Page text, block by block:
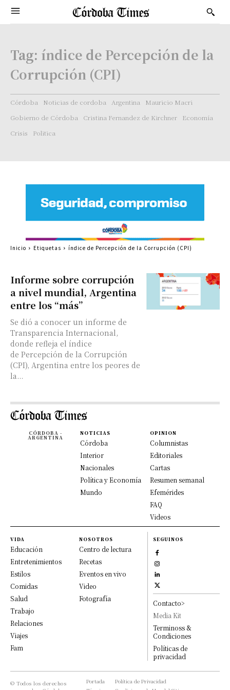
Tag: índice de Percepción de la
Corrupción (CPI)
Córdoba Noticias de cordoba Argentina
Mauricio Macri
Gobierno de Córdoba
Cristina Fernandez de Kirchner
Economía
Crisis
Politica
Informe sobre corrupción
a nivel mundial, Argentina
entre los “más”
Se dió a conocer un informe de
Transparencia Internacional,
donde refleja el índice
de Percepción de la Corrupción
(CPI), Argentina entre los peores de
la...
Inicio Etiquetas índice de Percepción de la Corrupción (CPI)
CÓRDOBA -
ARGENTINA
NOTICIAS
Córdoba
Interior
Nacionales
Política y Economía
Mundo
OPINION
Columnistas
Editoriales
Cartas
Resumen semanal
Efemérides
FAQ
Videos
VIDA
Educación
Entretenimientos
Estilos
Comidas
Salud
Trabajo
Relaciones
Viajes
Fam
NOSOTROS
Centro de lectura
Recetas
Eventos en vivo
Video
Fotografía
SEGUINOS
Contacto>
Media Kit
Terminoss &
Condiciones
Políticas de
privacidad
© Todos los derechos
Portada
Política de Privacidad